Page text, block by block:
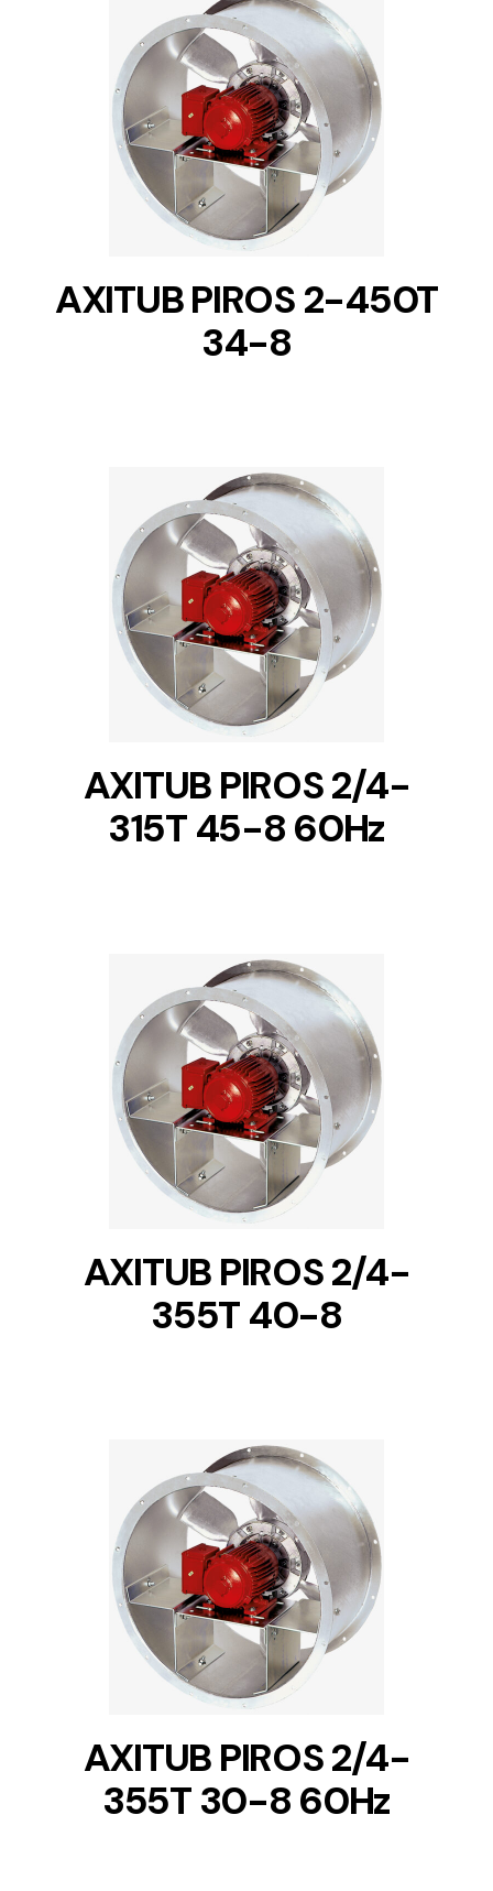
DETAILS
AXITUB PIROS 2-450T
34-8
DETAILS
AXITUB PIROS 2/4-
315T 45-8 60Hz
DETAILS
AXITUB PIROS 2/4-
355T 40-8
DETAILS
AXITUB PIROS 2/4-
355T 30-8 60Hz